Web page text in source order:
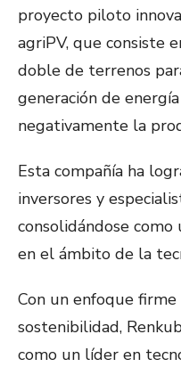
proyecto piloto
agriPV, que consiste
doble de terrenos
generación de
negativamente la
Esta compañía ha
inversores y
consolidándose
en el ámbito de la
Con un enfoque
sostenibilidad,
como un líder en